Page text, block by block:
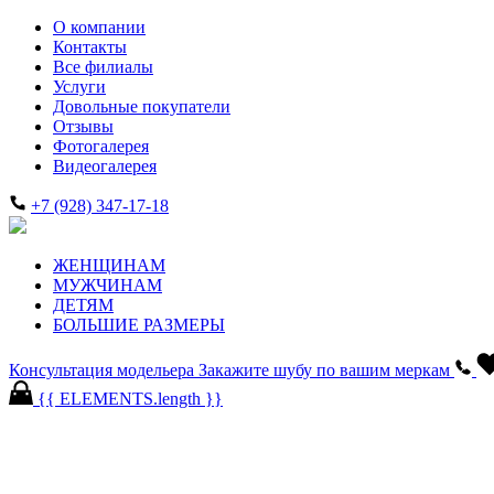
О компании
Контакты
Все филиалы
Услуги
Довольные покупатели
Отзывы
Фотогалерея
Видеогалерея
+7 (928) 347-17-18
ЖЕНЩИНАМ
МУЖЧИНАМ
ДЕТЯМ
БОЛЬШИЕ РАЗМЕРЫ
Консультация модельера Закажите шубу по вашим меркам
{{ ELEMENTS.length }}